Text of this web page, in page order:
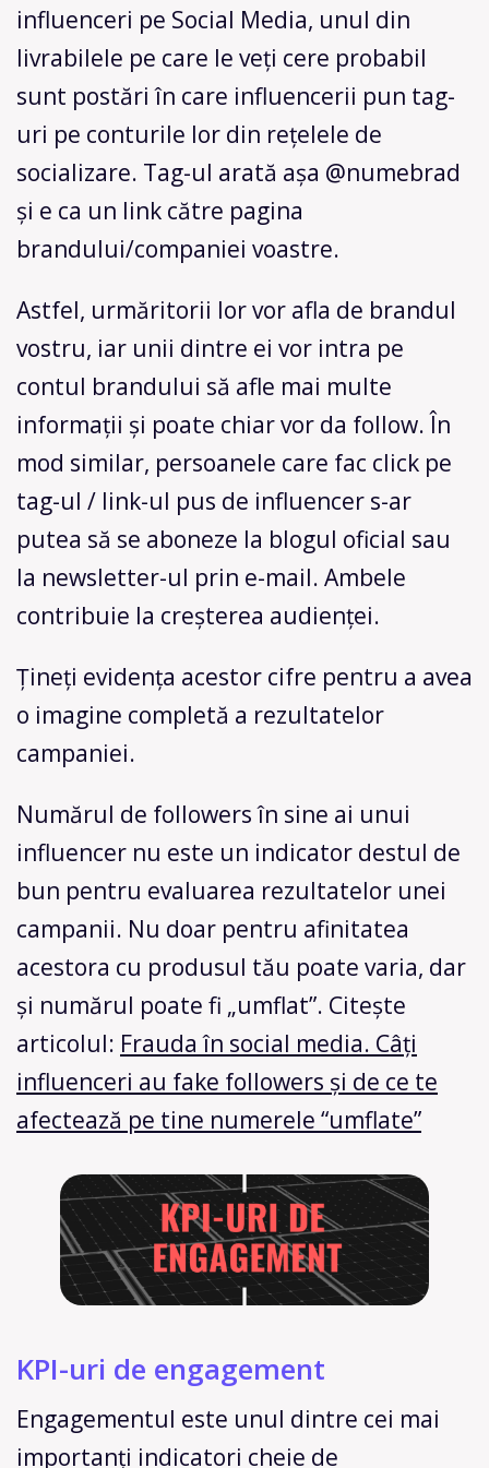
influenceri pe Social Media, unul din
livrabilele pe care le veți cere probabil
sunt postări în care influencerii pun tag-
uri pe conturile lor din rețelele de
socializare. Tag-ul arată așa @numebrad
și e ca un link către pagina
brandului/companiei voastre.
Astfel, urmăritorii lor vor afla de brandul
vostru, iar unii dintre ei vor intra pe
contul brandului să afle mai multe
informații și poate chiar vor da follow. În
mod similar, persoanele care fac click pe
tag-ul / link-ul pus de influencer s-ar
putea să se aboneze la blogul oficial sau
la newsletter-ul prin e-mail. Ambele
contribuie la creșterea audienței.
Țineți evidența acestor cifre pentru a avea
o imagine completă a rezultatelor
campaniei.
Numărul de followers în sine ai unui
influencer nu este un indicator destul de
bun pentru evaluarea rezultatelor unei
campanii. Nu doar pentru afinitatea
acestora cu produsul tău poate varia, dar
și numărul poate fi „umflat”. Citește
articolul: Frauda în social media. Câți
influenceri au fake followers și de ce te
afectează pe tine numerele “umflate”
KPI-uri de engagement
Engagementul este unul dintre cei mai
importanți indicatori cheie de